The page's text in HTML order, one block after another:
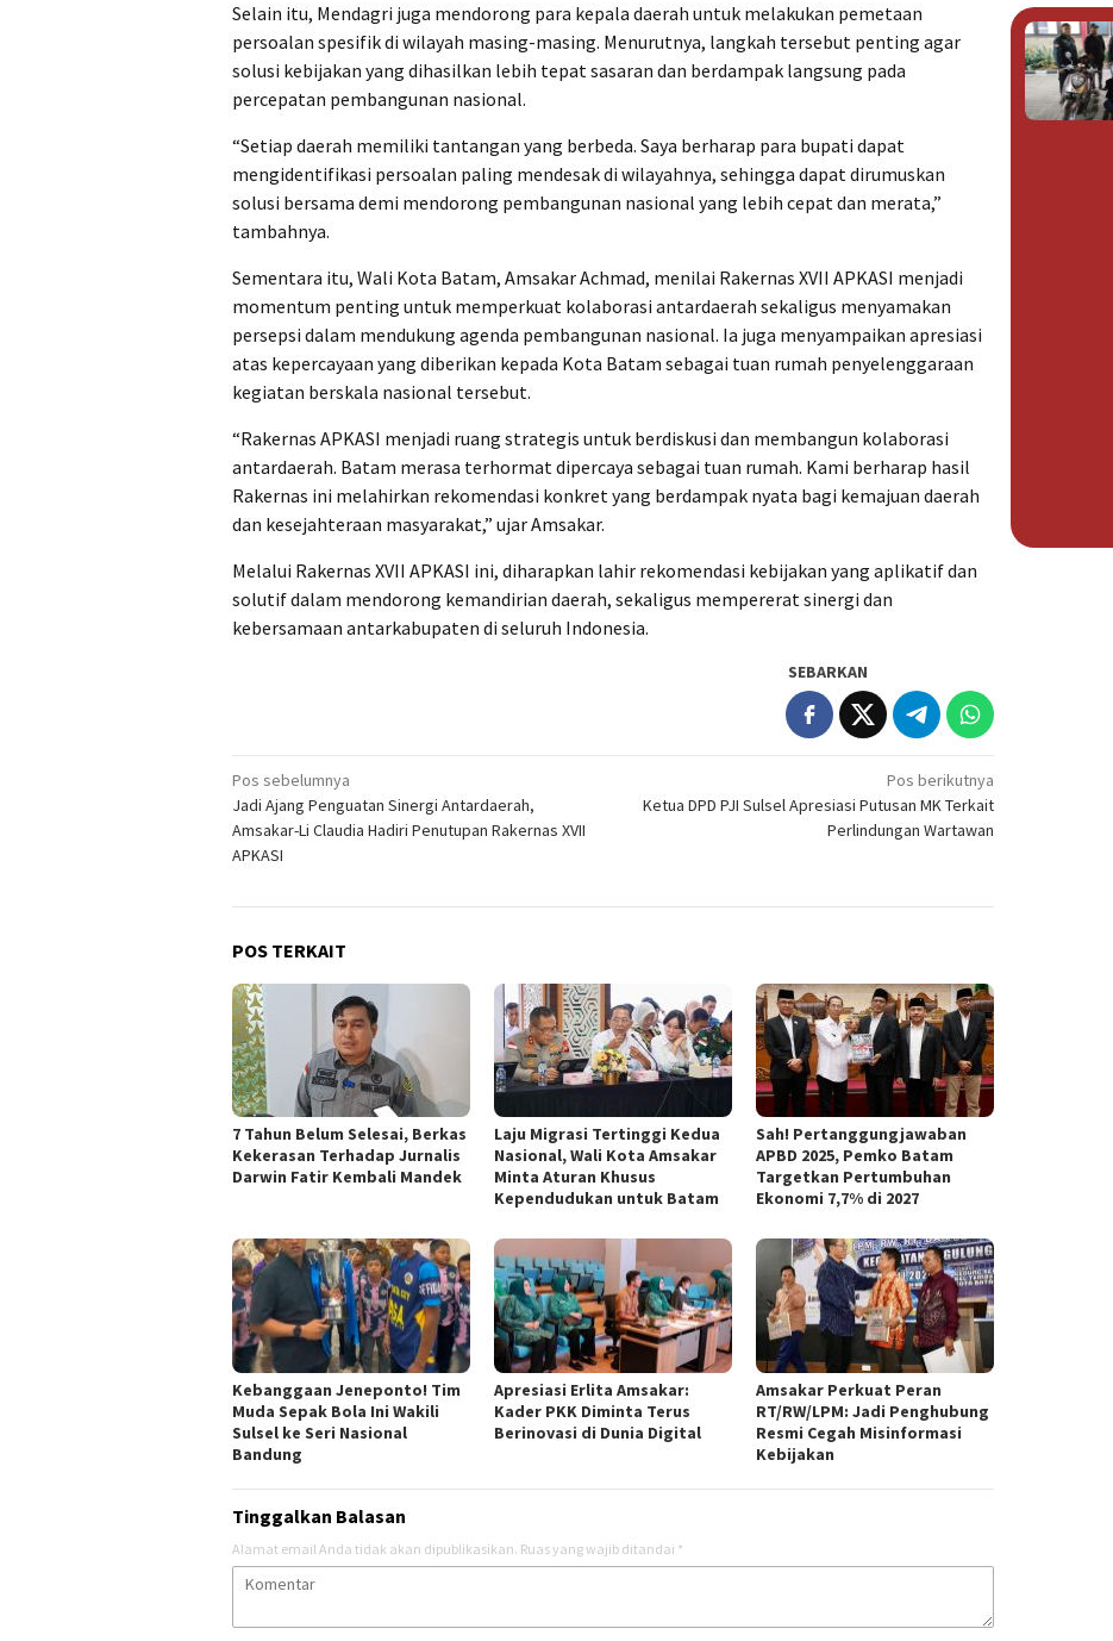
Selain itu, Mendagri juga mendorong para kepala daerah untuk melakukan pemetaan
persoalan spesifik di wilayah masing-masing. Menurutnya, langkah tersebut penting agar
solusi kebijakan yang dihasilkan lebih tepat sasaran dan berdampak langsung pada
percepatan pembangunan nasional.
“Setiap daerah memiliki tantangan yang berbeda. Saya berharap para bupati dapat
mengidentifikasi persoalan paling mendesak di wilayahnya, sehingga dapat dirumuskan
solusi bersama demi mendorong pembangunan nasional yang lebih cepat dan merata,”
tambahnya.
Sementara itu, Wali Kota Batam, Amsakar Achmad, menilai Rakernas XVII APKASI menjadi
momentum penting untuk memperkuat kolaborasi antardaerah sekaligus menyamakan
persepsi dalam mendukung agenda pembangunan nasional. Ia juga menyampaikan apresiasi
atas kepercayaan yang diberikan kepada Kota Batam sebagai tuan rumah penyelenggaraan
kegiatan berskala nasional tersebut.
“Rakernas APKASI menjadi ruang strategis untuk berdiskusi dan membangun kolaborasi
antardaerah. Batam merasa terhormat dipercaya sebagai tuan rumah. Kami berharap hasil
Rakernas ini melahirkan rekomendasi konkret yang berdampak nyata bagi kemajuan daerah
dan kesejahteraan masyarakat,” ujar Amsakar.
Melalui Rakernas XVII APKASI ini, diharapkan lahir rekomendasi kebijakan yang aplikatif dan
solutif dalam mendorong kemandirian daerah, sekaligus mempererat sinergi dan
kebersamaan antarkabupaten di seluruh Indonesia.
SEBARKAN
Navigasi
pos
Pos sebelumnya
Jadi Ajang Penguatan Sinergi Antardaerah,
Amsakar-Li Claudia Hadiri Penutupan Rakernas XVII
APKASI
Pos berikutnya
Ketua DPD PJI Sulsel Apresiasi Putusan MK Terkait
Perlindungan Wartawan
POS TERKAIT
7 Tahun Belum Selesai, Berkas
Kekerasan Terhadap Jurnalis
Darwin Fatir Kembali Mandek
Laju Migrasi Tertinggi Kedua
Nasional, Wali Kota Amsakar
Minta Aturan Khusus
Kependudukan untuk Batam
Sah! Pertanggungjawaban
APBD 2025, Pemko Batam
Targetkan Pertumbuhan
Ekonomi 7,7% di 2027
Kebanggaan Jeneponto! Tim
Muda Sepak Bola Ini Wakili
Sulsel ke Seri Nasional
Bandung
Apresiasi Erlita Amsakar:
Kader PKK Diminta Terus
Berinovasi di Dunia Digital
Amsakar Perkuat Peran
RT/RW/LPM: Jadi Penghubung
Resmi Cegah Misinformasi
Kebijakan
Tinggalkan Balasan
Alamat email Anda tidak akan dipublikasikan. Ruas yang wajib ditandai *